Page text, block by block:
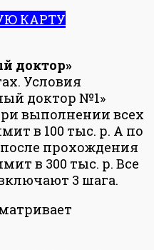
КАРТУ
доктор»
Условия
доктор №1»
выполнении всех
в 100 тыс. р. А по
прохождения
в 300 тыс. р. Все
3 шага.